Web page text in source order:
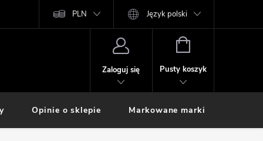
PLN Język polski
Zaloguj się
KOSZYK
Pusty koszyk
Opinie o sklepie Markowane marki